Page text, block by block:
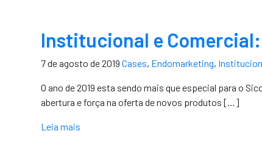
Institucional e
7 de agosto de 2019 Cases, Endomarketing,
O ano de 2019 esta sendo mais que especial para o
abertura e força na oferta de novos produtos […]
Leia mais